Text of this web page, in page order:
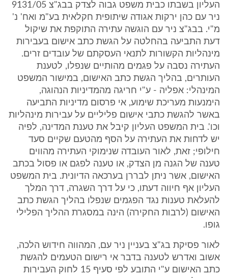
העליון בשבתו כבית משפט גבוה לצדק בבג"צ 9131/05
ניר עם כהן ירקות אגודה שיתופית חקלאית בע"מ ואח' נ'
מ"י. בבג"צ ניר עם הוגשה עתירה התוקפת את שיקול
דעת התביעה בהחלטה על הגשת כתב אישום בעבירות
מינהליות הקשורות לתנאי העסקתם של עובדים זרים.
העתירה נסבה על פגמים מהותיים שנפלו, לטענת
העותרים, בהליך הגשת כתב האישום, במישור המשפט
המינהלי: אפליה - ע"י חריגה מהמדיניות הנהוגה,
הימנעות מעריכת שימוע, אי פרסום מדיניות התביעה
באשר להגשת כתבי אישום פליליים על עבירות מינהליות
וכו'. בית המשפט העליון קיבל את טענת המדינה, לפיה
יש לדחות את העתירה על הסף מהטעם שקיים סעד
חילופי; זאת, לאור העובדה שנימוקי העתירה מהווים
טענה של הגנה מן הצדק, או טענה לפגם או פסול בכתב
האישום, אשר ניתן לבררן בערכאה הדיונית. בית המשפט
העליון אף חיווה דעתו, כי על דרך השגרה, דרך המלך
להעלאת טענות נגד הפגמים שנפלו בהליך הגשת כתב
האישום (לרבות החקירה) הינה במסגרת ההליך הפלילי
גופו.
לאור פסיקת בג"צ בעניין ניר עם, המהווה חידוש הלכה,
אשוב ואדרש לטענה בדבר אי רישום הטעמים להגשת
כתב האישום ע"י התובע לפי סעיף 15 לחוק העבירות